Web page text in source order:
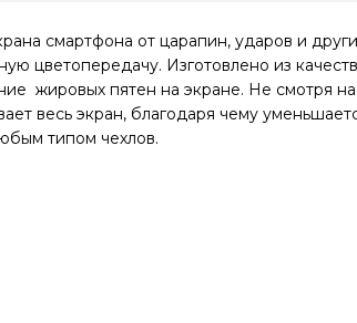
смартфона от царапин, ударов и
цветопередачу. Изготовлено из
жировых пятен на экране. Не смотря
весь экран, благодаря чему
типом чехлов.